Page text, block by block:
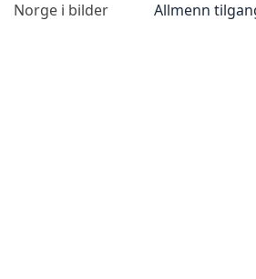
Norge i bilder Allmenn